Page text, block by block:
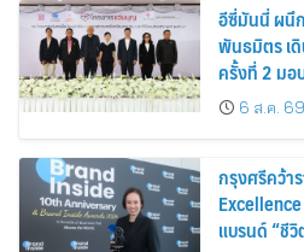
อีซี่มันนี่ ผนึ
พันธมิตร เ
ครั้งที่ 2 มอ
คน ขยายโอ
6 ส.ค.
กรุงศรีคว้า
แบรนด์ “ชี